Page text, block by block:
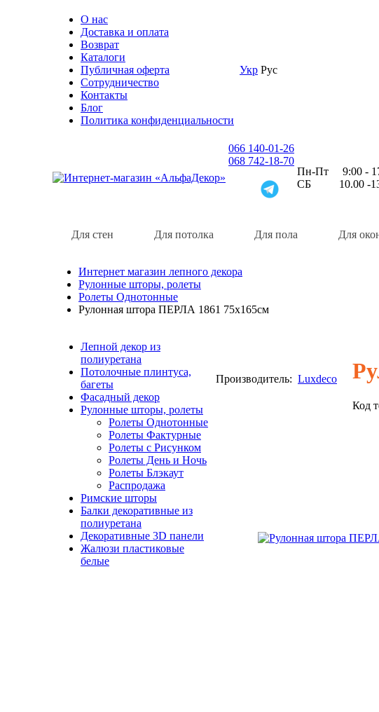
О нас
Доставка и оплата
Возврат
Каталоги
Публичная оферта
Сотрудничество
Контакты
Блог
Политика конфиденциальности
Укр Рус
066 140-01-26
068 742-18-70
Пн-Пт 9:00 -
СБ 10.00 -
Для стен Для потолка Для пола Для
Интернет магазин лепного декора
Рулонные шторы, ролеты
Ролеты Однотонные
Рулонная штора ПЕРЛА 1861 75х165см
Производитель: Luxdeco
Код
Лепной декор из
полиуретана
Потолочные плинтуса,
багеты
Фасадный декор
Рулонные шторы, ролеты
Ролеты Однотонные
Ролеты Фактурные
Ролеты с Рисунком
Ролеты День и Ночь
Ролеты Блэкаут
Распродажа
Римские шторы
Балки декоративные из
полиуретана
Декоративные 3D панели
Жалюзи пластиковые
белые